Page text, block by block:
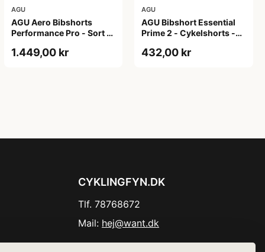
AGU
AGU Aero Bibshorts
Performance Pro - Sort -
1.449,00 kr
AGU
AGU Bibshort Essential
Prime 2 - Cykelshorts -
2XL
432,00 kr
CYKLINGFYN.DK
Tlf. 78768672
Mail: hej@want.dk